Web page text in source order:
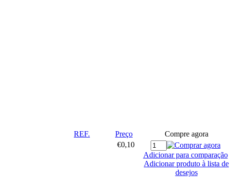
REF. Preço
Compre agora
€0,10
Adicionar para comparação
Adicionar produto à lista de
desejos